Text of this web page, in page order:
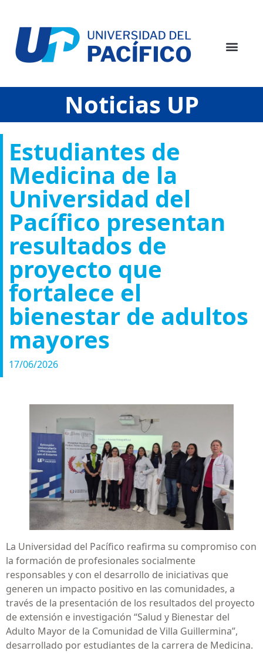
Noticias UP
Estudiantes de
Medicina de la
Universidad del
Pacífico presentan
resultados de
proyecto que
fortalece el
bienestar de adultos
mayores
17/06/2026
La Universidad del Pacífico reafirma su compromiso con
la formación de profesionales socialmente
responsables y con el desarrollo de iniciativas que
generen un impacto positivo en las comunidades, a
través de la presentación de los resultados del proyecto
de extensión e investigación “Salud y Bienestar del
Adulto Mayor de la Comunidad de Villa Guillermina”,
desarrollado por estudiantes de la carrera de Medicina.